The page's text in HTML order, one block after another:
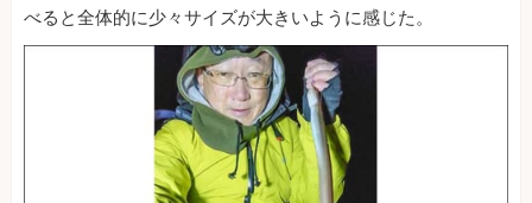
べると全体的に少々サイズが大きいように感じた。